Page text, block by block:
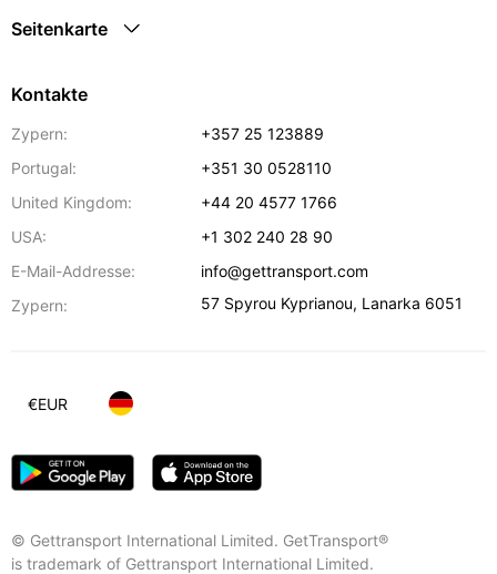
Seitenkarte
Kontakte
Zypern:
+357 25 123889
Portugal:
+351 30 0528110
United Kingdom:
+44 20 4577 1766
USA:
+1 302 240 28 90
E-Mail-Addresse:
info@gettransport.com
Zypern:
57 Spyrou Kyprianou, Lanarka 6051
© Gettransport International Limited. GetTransport®
is trademark of Gettransport International Limited.
€EUR